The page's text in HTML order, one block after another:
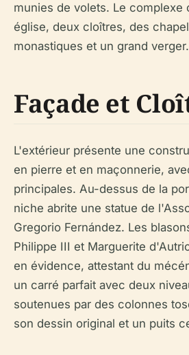
munies de volets. Le complexe
église, deux cloîtres, des
monastiques et un grand verger.
Façade et
L'extérieur présente une
en pierre et en maçonnerie,
principales. Au-dessus de la
niche abrite une statue de
Gregorio Fernández. Les
Philippe III et Marguerite
en évidence, attestant du
un carré parfait avec deux
soutenues par des colonnes
son dessin original et un puits